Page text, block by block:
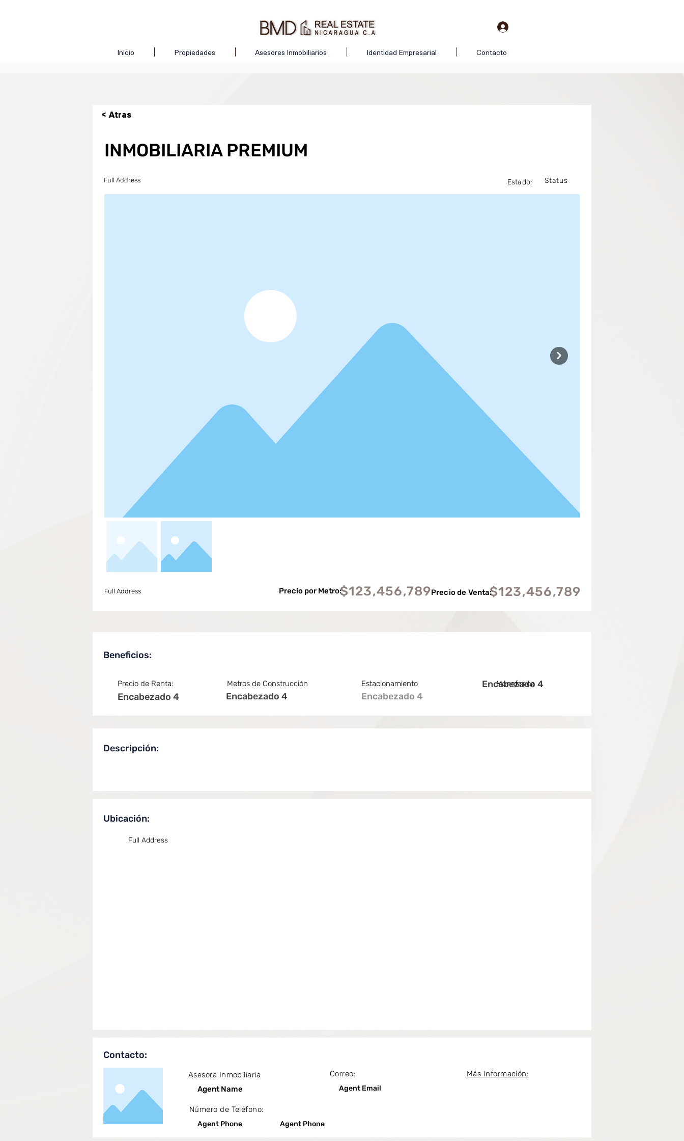
Inicio Propiedades Asesores Inmobiliarios Identidad Empresarial Contacto
< Atras
INMOBILIARIA PREMIUM
Full Address Estado: Status
Full Address Precio por Metro: $123,456,789
Precio de Venta:
$123,456,789
Beneficios:
Precio de Renta:
Encabezado 4
Metros de Construcción
Encabezado 4
Estacionamiento
Encabezado 4
Encabezado 4
Monofasica
Descripción:
Ubicación:
Full Address
Contacto:
Asesora Inmobiliaria Correo:
Más Información:
Agent Name
Agent Email
Número de Teléfono:
Agent Phone Agent Phone